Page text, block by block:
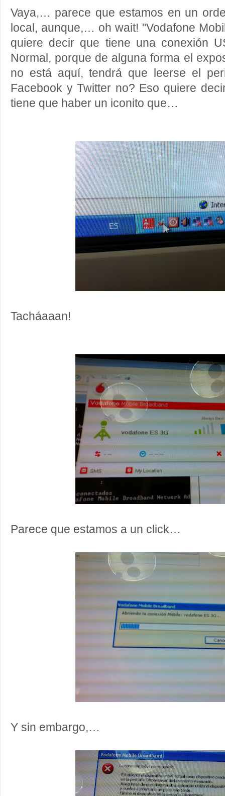
Vaya,… parece que estamos en un
local, aunque,… oh wait! "Vodafone
quiere decir que tiene una conexión
Normal, porque de alguna forma el
no está aquí, tendrá que leerse el
Facebook y Twitter no? Eso quiere
tiene que haber un iconito que…
Tacháaaan!
Parece que estamos a un click…
Y sin embargo,…